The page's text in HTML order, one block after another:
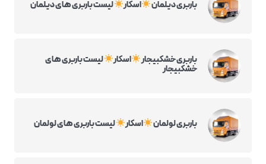
باربری دیلمان اسکار لیست باربری های دیلمان
باربری خشکبیجار اسکار لیست باربری های
خشکبیجار
باربری لولمان اسکار لیست باربری های لولمان